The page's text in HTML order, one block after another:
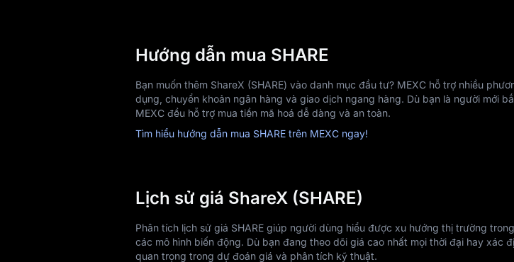
Hướng dẫn mua SHARE
Bạn muốn thêm ShareX (SHARE) vào danh mục đầu tư? MEXC hỗ trợ nhiều
dụng, chuyển khoản ngân hàng và giao dịch ngang hàng. Dù bạn là người mới
MEXC đều hỗ trợ mua tiền mã hoá dễ dàng và an toàn.
Tìm hiểu hướng dẫn mua SHARE trên MEXC ngay!
Lịch sử giá ShareX (SHARE)
Phân tích lịch sử giá SHARE giúp người dùng hiểu được xu hướng thị trường
các mô hình biến động. Dù bạn đang theo dõi giá cao nhất mọi thời đại hay xác
quan trọng trong dự đoán giá và phân tích kỹ thuật.